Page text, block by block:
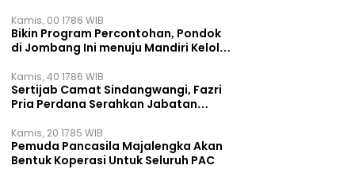
Kamis, 00 1786 WIB
Bikin Program Percontohan, Pondok
di Jombang Ini menuju Mandiri Kelola
Kamis, 40 1786 WIB
Sertijab Camat Sindangwangi, Fazri
Pria Perdana Serahkan Jabatan
Kamis, 20 1785 WIB
Pemuda Pancasila Majalengka Akan
Bentuk Koperasi Untuk Seluruh PAC